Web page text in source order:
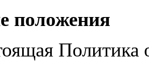
положения
Политика